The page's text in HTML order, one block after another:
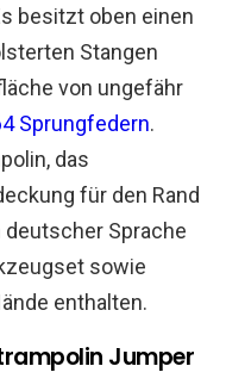
besitzt oben einen
Stangen
von ungefähr
Sprungfedern.
das
für den Rand
deutscher Sprache
sowie
enthalten.
Jumper